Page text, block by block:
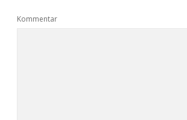
Kommentar